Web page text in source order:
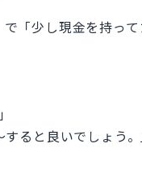
「少し現金を持っ
ると良いでしょう。